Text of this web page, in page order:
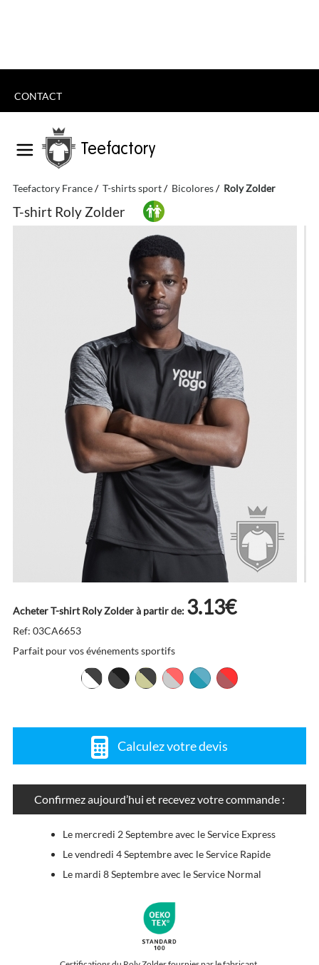
CONTACT
Teefactory
Teefactory France T-shirts sport Bicolores Roly Zolder
T-shirt Roly Zolder
Acheter T-shirt Roly Zolder à partir de: 3.13€
Ref: 03CA6653
Parfait pour vos événements sportifs
Calculez votre devis
Confirmez aujourd’hui et recevez votre commande :
Le mercredi 2 Septembre avec le Service Express
Le vendredi 4 Septembre avec le Service Rapide
Le mardi 8 Septembre avec le Service Normal